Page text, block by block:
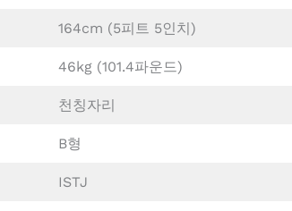
164cm (5피트 5인치)
46kg (101.4파운드)
천칭자리
B형
ISTJ